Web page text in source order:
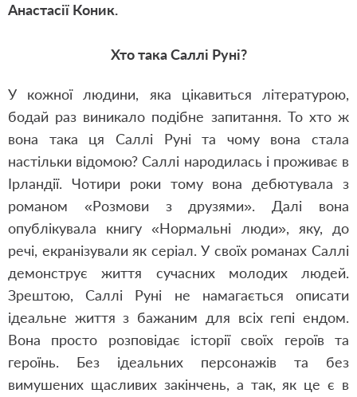
Анастасії Коник.
Хто така Саллі Руні?
У кожної людини, яка цікавиться літературою,
бодай раз виникало подібне запитання. То хто ж
вона така ця Саллі Руні та чому вона стала
настільки відомою? Саллі народилась і проживає в
Ірландії. Чотири роки тому вона дебютувала з
романом «Розмови з друзями». Далі вона
опублікувала книгу «Нормальні люди», яку, до
речі, екранізували як серіал. У своїх романах Саллі
демонструє життя сучасних молодих людей.
Зрештою, Саллі Руні не намагається описати
ідеальне життя з бажаним для всіх гепі ендом.
Вона просто розповідає історії своїх героїв та
героїнь. Без ідеальних персонажів та без
вимушених щасливих закінчень, а так, як це є в